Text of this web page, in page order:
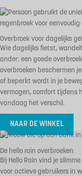
Overbroek voor dagelijks
Wie dagelijks fietst,
ander: een goede
overbroeken beschermen
of beperkt wordt in je
vermogen, comfort tijdens
vandaag het verschil.
NAAR DE WINKEL
De hello rain overbroeken
Bij Hello Rain vind je
voor actieve gebruikers in